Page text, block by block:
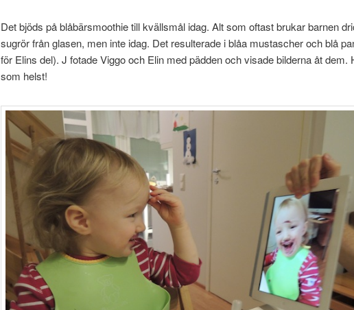
Det bjöds på blåbärsmoothie till kvällsmål idag. Alt som oftast brukar barnen
sugrör från glasen, men inte idag. Det resulterade i blåa mustascher och blå
för Elins del). J fotade Viggo och Elin med pädden och visade bilderna åt dem.
som helst!